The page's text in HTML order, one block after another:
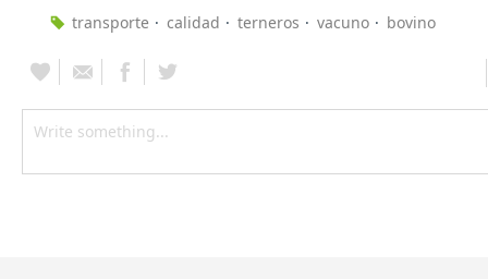
transporte
calidad terneros vacuno bovino